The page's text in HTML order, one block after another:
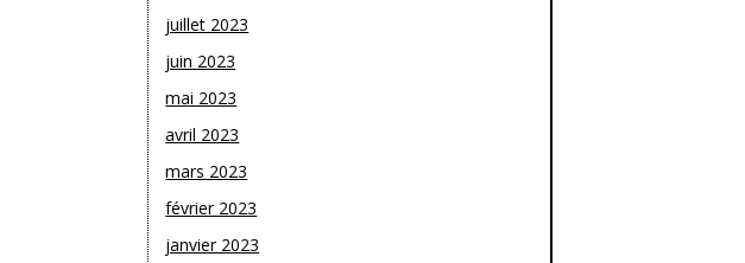
juillet 2023
juin 2023
mai 2023
avril 2023
mars 2023
février 2023
janvier 2023